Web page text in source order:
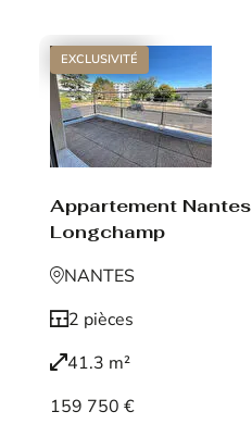
EXCLUSIVITÉ
Appartement Nantes
Longchamp
NANTES
2 pièces
41.3 m²
159 750 €